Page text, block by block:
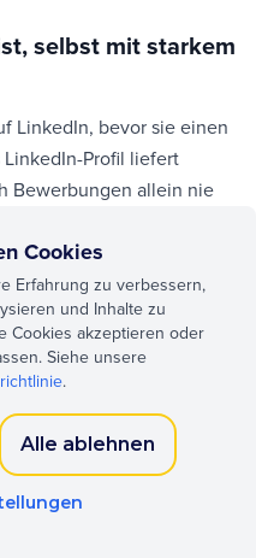
selbst mit starkem
LinkedIn, bevor sie einen
Profil liefert
Bewerbungen allein nie
— sie signalisiert
entscheiden
Cookies
Erfahrung zu verbessern,
und Inhalte zu
Cookies akzeptieren oder
Siehe unsere
.
Alle ablehnen